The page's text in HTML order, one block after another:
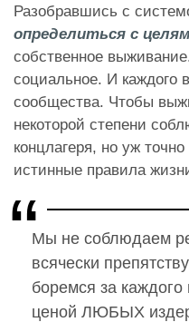
Разобравшись с
определиться с
собственное
социальное. И каждого
сообщества. Чтобы
некоторой степени
концлагеря, но уж
истинные правила
Мы не соблюдаем
всячески
боремся за каждого
ценой ЛЮБЫХ